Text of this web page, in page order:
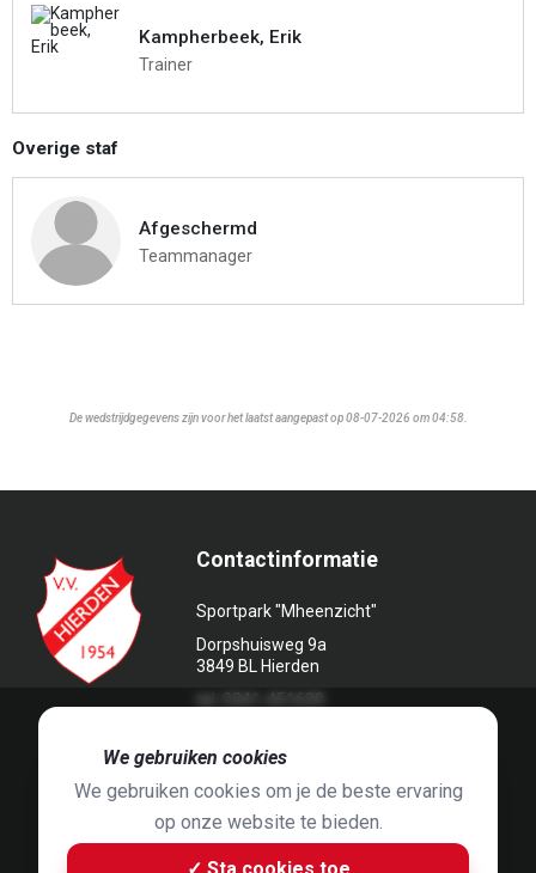
Kampherbeek, Erik
Trainer
Overige staf
Afgeschermd
Teammanager
De wedstrijdgegevens zijn voor het laatst aangepast op 08-07-2026 om 04:58.
Contactinformatie
Sportpark "Mheenzicht"
Dorpshuisweg 9a
3849 BL Hierden
Jaap Hop & ontwerpen door
We gebruiken cookies
We gebruiken cookies om je de beste ervaring
op onze website te bieden.